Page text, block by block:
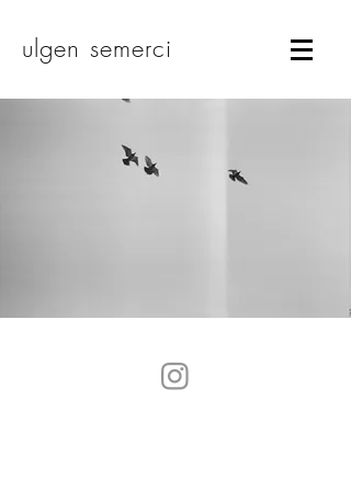
ulgen semerci